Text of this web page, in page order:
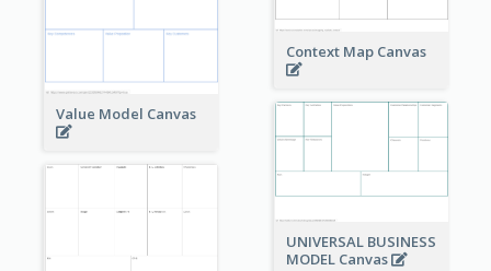
Context Map Canvas
Value Model Canvas
UNIVERSAL BUSINESS
MODEL Canvas